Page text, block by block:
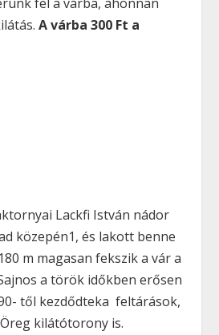
A várba 300 Ft a
Lackfi István nádor
közepén1, és lakott benne
m magasan fekszik a vár a
a török időkben erősen
től kezdődteka feltárások,
kilátótorony is.